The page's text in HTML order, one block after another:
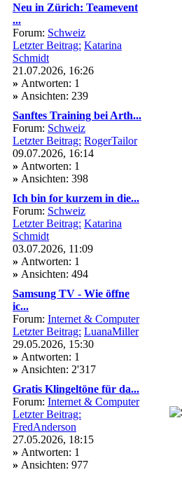
Neu in Zürich: Teamevent
...
Forum: Schweiz
Letzter Beitrag: Katarina
Schmidt
21.07.2026, 16:26
» Antworten: 1
» Ansichten: 239
Sanftes Training bei Arth...
Forum: Schweiz
Letzter Beitrag: RogerTailor
09.07.2026, 16:14
» Antworten: 1
» Ansichten: 398
Ich bin for kurzem in die...
Forum: Schweiz
Letzter Beitrag: Katarina
Schmidt
03.07.2026, 11:09
» Antworten: 1
» Ansichten: 494
Samsung TV - Wie öffne
ic...
Forum: Internet & Computer
Letzter Beitrag: LuanaMiller
29.05.2026, 15:30
» Antworten: 1
» Ansichten: 2'317
Gratis Klingeltöne für da...
Forum: Internet & Computer
Letzter Beitrag:
FredAnderson
27.05.2026, 18:15
» Antworten: 1
» Ansichten: 977